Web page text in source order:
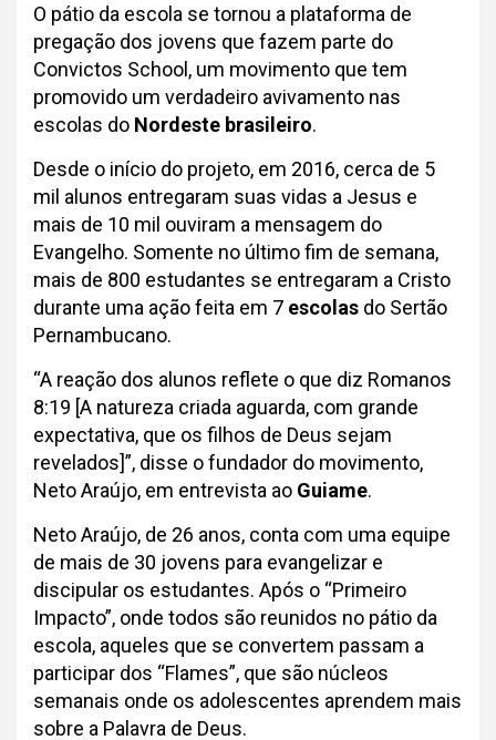
O pátio da escola se tornou a plataforma de
pregação dos jovens que fazem parte do
Convictos School, um movimento que tem
promovido um verdadeiro avivamento nas
escolas do Nordeste brasileiro.
Desde o início do projeto, em 2016, cerca de 5
mil alunos entregaram suas vidas a Jesus e
mais de 10 mil ouviram a mensagem do
Evangelho. Somente no último fim de semana,
mais de 800 estudantes se entregaram a Cristo
durante uma ação feita em 7 escolas do Sertão
Pernambucano.
“A reação dos alunos reflete o que diz Romanos
8:19 [A natureza criada aguarda, com grande
expectativa, que os filhos de Deus sejam
revelados]”, disse o fundador do movimento,
Neto Araújo, em entrevista ao Guiame.
Neto Araújo, de 26 anos, conta com uma equipe
de mais de 30 jovens para evangelizar e
discipular os estudantes. Após o “Primeiro
Impacto”, onde todos são reunidos no pátio da
escola, aqueles que se convertem passam a
participar dos “Flames”, que são núcleos
semanais onde os adolescentes aprendem mais
sobre a Palavra de Deus.